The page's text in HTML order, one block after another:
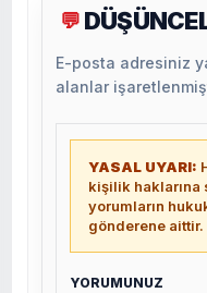
💬
E-posta adresiniz
alanlar
YASAL UYARI:
kişilik haklarına
yorumların
gönderene aittir.
YORUMUNUZ